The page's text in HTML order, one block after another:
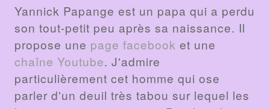
Yannick Papange est un papa qui a perdu
son tout-petit peu après sa naissance. Il
propose une page facebook et une
chaîne Youtube. J'admire
particulièrement cet homme qui ose
parler d'un deuil très tabou sur lequel les